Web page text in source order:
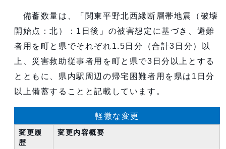
備蓄数量は、「関東平野北西縁断層帯地震（破壊
開始点：北）：1日後」の被害想定に基づき、避難
者用を町と県でそれぞれ1.5日分（合計3日分）以
上、災害救助従事者用を町と県で3日分以上とする
とともに、県内駅周辺の帰宅困難者用を県は1日分
以上備蓄することと記載しています。
軽微な変更
変更履
歴
変更内容概要